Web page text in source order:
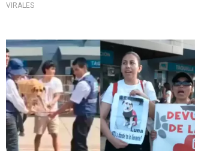
VIRALES
Traslado de canes